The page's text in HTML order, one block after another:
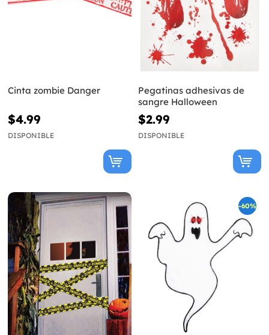
Cinta zombie Danger
$4.99
DISPONIBLE
Pegatinas adhesivas de
sangre Halloween
$2.99
DISPONIBLE
-60%